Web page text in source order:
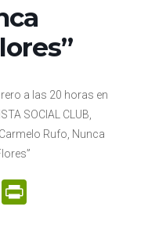
a las 20 horas en
SOCIAL CLUB,
Rufo, Nunca
W